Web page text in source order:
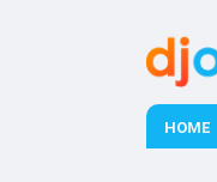
HOME